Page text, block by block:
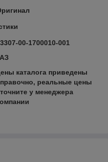
00-1700010-001
каталога приведены
реальные цены
у менеджера